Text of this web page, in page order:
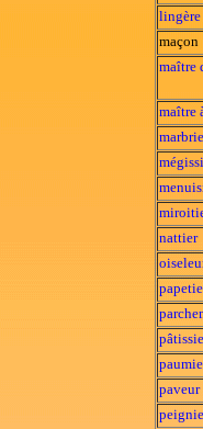
lingère
maçon
maître
maître
nattier
paveur